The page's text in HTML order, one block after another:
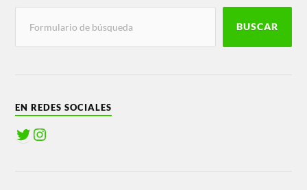
BUSCAR
EN REDES SOCIALES